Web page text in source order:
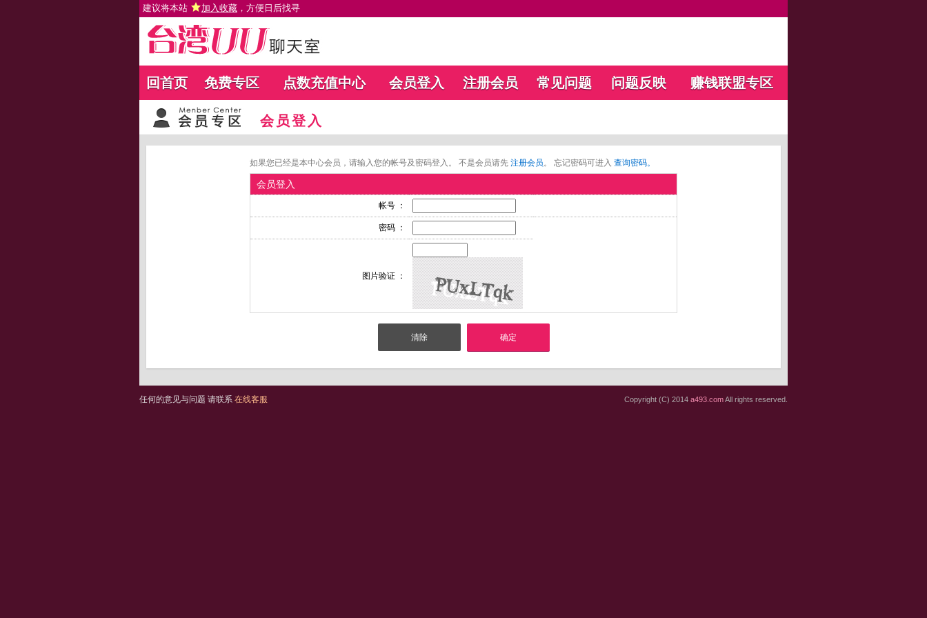
建议将本站 加入收藏 ，方便日后找寻
回首页 免费专区 点数充值中心 会员登入 注册会员 常见问题 问题反映 赚钱联盟专区
会员登入
如果您已经是本中心会员，请输入您的帐号及密码登入。 不是会员请先 注册会员。 忘记密码可进入 查询密码。
会员登入
帐号 ：
密码 ：
图片验证 ：
任何的意见与问题 请联系 在线客服 Copyright (C) 2014 a493.comAll rights reserved.